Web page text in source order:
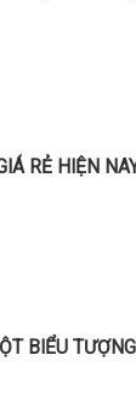
RẺ HIỆN
BIỂU